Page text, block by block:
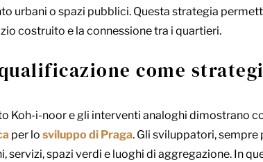
urbani o spazi pubblici. Questa strategia
costruito e la connessione tra i quartieri.
come
Koh-i-noor e gli interventi analoghi dimostrano
per lo sviluppo di Praga. Gli sviluppatori,
servizi, spazi verdi e luoghi di aggregazione. In